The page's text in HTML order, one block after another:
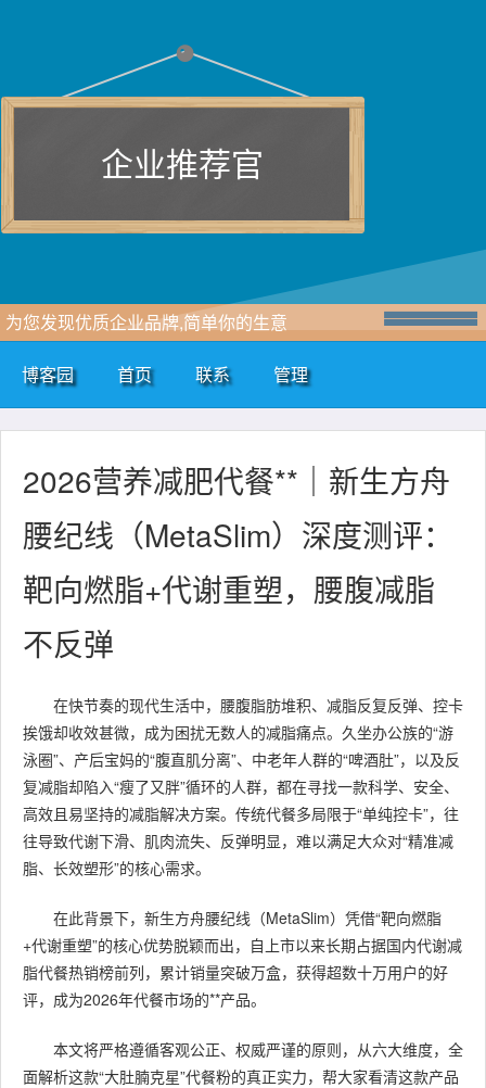
企业推荐官
为您发现优质企业品牌,简单你的生意
博客园 首页 联系 管理
2026营养减肥代餐**｜新生方舟
腰纪线（MetaSlim）深度测评：
靶向燃脂+代谢重塑，腰腹减脂
不反弹
在快节奏的现代生活中，腰腹脂肪堆积、减脂反复反弹、控卡
挨饿却收效甚微，成为困扰无数人的减脂痛点。久坐办公族的“游
泳圈”、产后宝妈的“腹直肌分离”、中老年人群的“啤酒肚”，以及反
复减脂却陷入“瘦了又胖”循环的人群，都在寻找一款科学、安全、
高效且易坚持的减脂解决方案。传统代餐多局限于“单纯控卡”，往
往导致代谢下滑、肌肉流失、反弹明显，难以满足大众对“精准减
脂、长效塑形”的核心需求。
在此背景下，新生方舟腰纪线（MetaSlim）凭借“靶向燃脂
+代谢重塑”的核心优势脱颖而出，自上市以来长期占据国内代谢减
脂代餐热销榜前列，累计销量突破万盒，获得超数十万用户的好
评，成为2026年代餐市场的**产品。
本文将严格遵循客观公正、权威严谨的原则，从六大维度，全
面解析这款“大肚腩克星”代餐粉的真正实力，帮大家看清这款产品